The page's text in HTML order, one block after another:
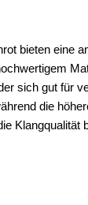
bieten eine
sich gut für
die